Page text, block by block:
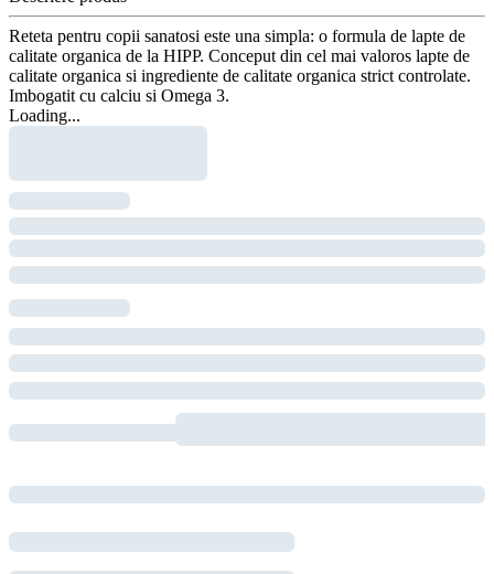
Reteta pentru copii sanatosi este una simpla: o formula de lapte de
calitate organica de la HIPP. Conceput din cel mai valoros lapte de
calitate organica si ingrediente de calitate organica strict controlate.
Imbogatit cu calciu si Omega 3.
Loading...